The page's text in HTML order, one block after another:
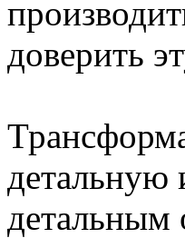
доверить
детальную
детальным